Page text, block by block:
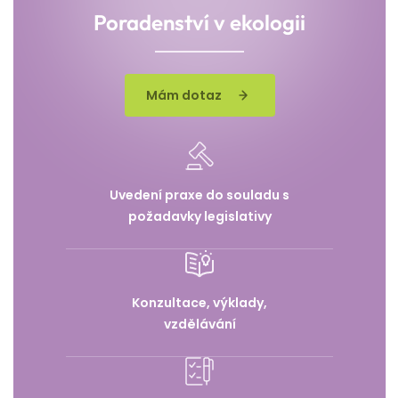
Poradenství v ekologii
Mám dotaz
Uvedení praxe do souladu s
požadavky legislativy
Konzultace, výklady,
vzdělávání